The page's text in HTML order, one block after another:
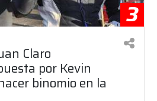
3
Claro
por Kevin
binomio en la